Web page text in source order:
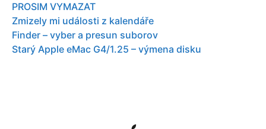
PROSIM VYMAZAT
Zmizely mi události z kalendáře
Finder – vyber a presun suborov
Starý Apple eMac G4/1.25 – výmena disku